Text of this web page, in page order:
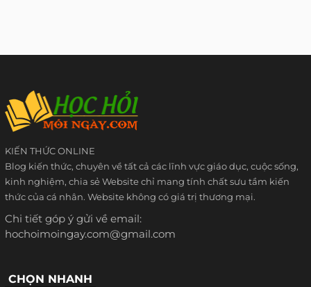
KIẾN THỨC ONLINE
Blog kiến thức, chuyên về tất cả các lĩnh vực giáo dục, cuộc sống,
kinh nghiệm, chia sẻ Website chỉ mang tính chất sưu tầm kiến
thức của cá nhân. Website không có giá trị thương mại.
Chi tiết góp ý gửi về email:
hochoimoingay.com@gmail.com
CHỌN NHANH